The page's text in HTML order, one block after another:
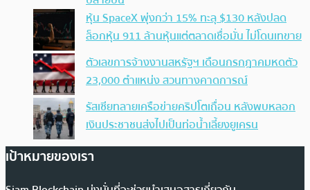
หุ้น SpaceX พุ่งกว่า 15% ทะลุ $130 หลังปลด
ล็อกหุ้น 911 ล้านหุ้นแต่ตลาดเชื่อมั่น ไม่โดนเทขาย
ตัวเลขการจ้างงานสหรัฐฯ เดือนกรกฎาคมหดตัว
23,000 ตำแหน่ง สวนทางคาดการณ์
รัสเซียทลายเครือข่ายคริปโตเถื่อน หลังพบหลอก
เงินประชาชนส่งไปเป็นท่อน้ำเลี้ยงยูเครน
เป้าหมายของเรา